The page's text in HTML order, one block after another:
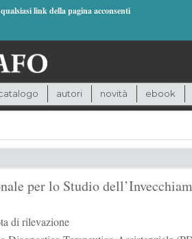
link della pagina acconsenti
autori novità ebook
per lo Studio
di rilevazione